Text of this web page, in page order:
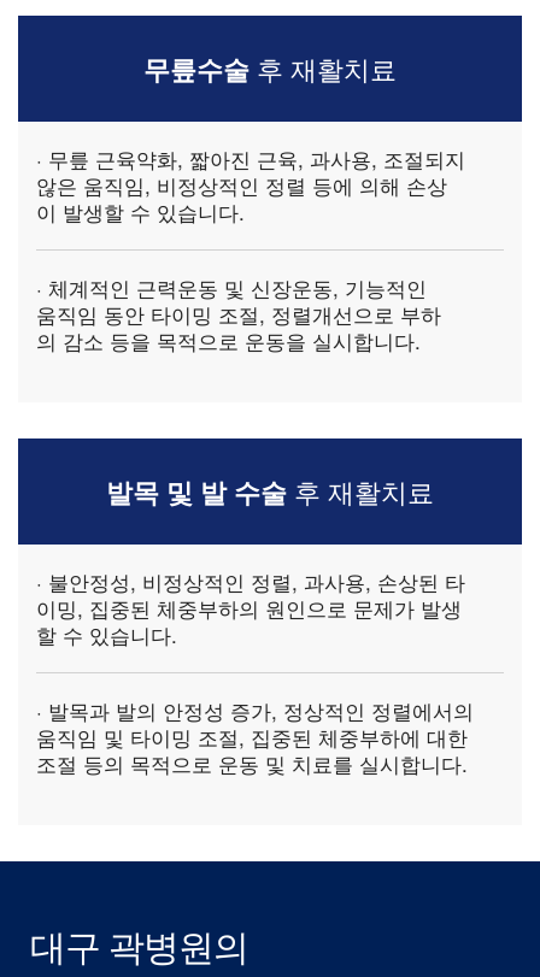
무릎수술 후 재활치료
· 무릎 근육약화, 짧아진 근육, 과사용, 조절되지
않은 움직임, 비정상적인 정렬 등에 의해 손상
이 발생할 수 있습니다.
· 체계적인 근력운동 및 신장운동, 기능적인
움직임 동안 타이밍 조절, 정렬개선으로 부하
의 감소 등을 목적으로 운동을 실시합니다.
발목 및 발 수술 후 재활치료
· 불안정성, 비정상적인 정렬, 과사용, 손상된 타
이밍, 집중된 체중부하의 원인으로 문제가 발생
할 수 있습니다.
· 발목과 발의 안정성 증가, 정상적인 정렬에서의
움직임 및 타이밍 조절, 집중된 체중부하에 대한
조절 등의 목적으로 운동 및 치료를 실시합니다.
대구 곽병원의